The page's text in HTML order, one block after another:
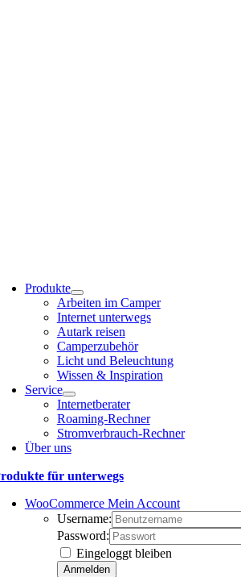
Produkte
Arbeiten im Camper
Internet unterwegs
Autark reisen
Camperzubehör
Licht und Beleuchtung
Wissen & Inspiration
Service
Internetberater
Roaming-Rechner
Stromverbrauch-Rechner
Über uns
für unterwegs
WooCommerce Mein Account
Username:
Password:
Eingeloggt bleiben